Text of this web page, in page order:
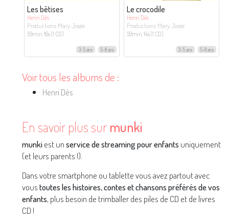
Les bêtises
Henri Dès
Productions Mary Josée
59min. 16s (1 CD)
3-5 ans 5-8 ans
Le crocodile
Henri Dès
Productions Mary Josée
59min. 14s (1 CD)
3-5 ans 5-8 ans
Voir tous les albums de :
Henri Dès
En savoir plus sur munki
munkiest unservice de streaming pour enfants uniquement
(et leurs parents !).
Dans votre smartphone ou tablette vous avez partout avec
voustoutes les histoires, contes et chansons préférés de vos
enfants, plus besoin de trimballer des piles de CD et de livres
CD !